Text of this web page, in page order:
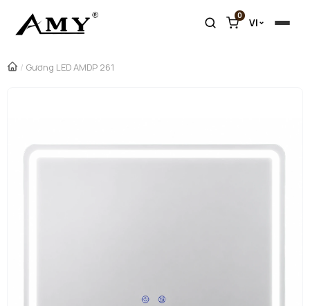
0
VI
/ Gương LED AMDP 261